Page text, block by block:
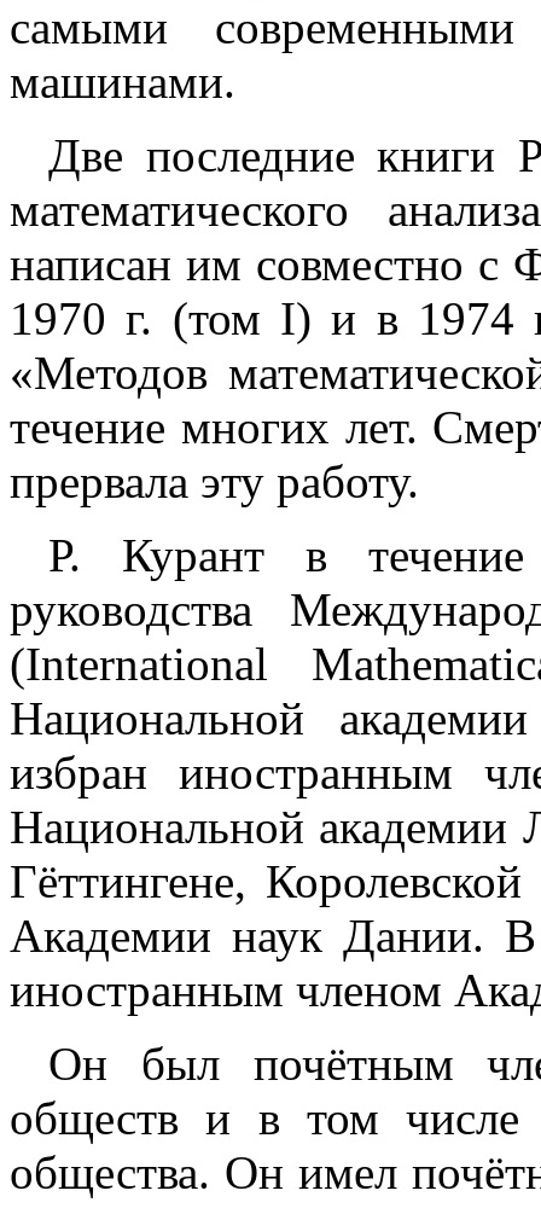
самыми современными
машинами.
Две последние книги
математического
написан им совместно
1970 г. (том I) и в 1974
«Методов
течение многих лет.
прервала эту работу.
Р. Курант в
руководства
(International
Национальной
избран иностранным
Национальной
Гёттингене,
Академии наук Дании.
иностранным членом
Он был почётным
обществ и в том числе
общества. Он имел